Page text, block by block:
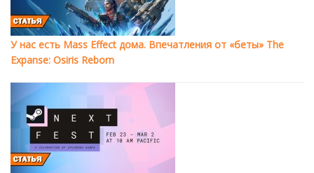
У нас есть Mass Effect дома. Впечатления от «беты» The
Expanse: Osiris Reborn